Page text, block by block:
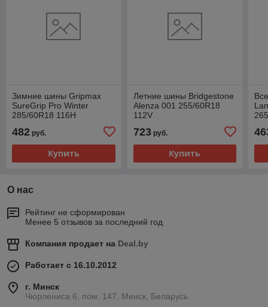
Зимние шины Gripmax
SureGrip Pro Winter
285/60R18 116H
482 руб.
Купить
Летние шины Bridgestone
Alenza 001 255/60R18
112V
723руб.
Купить
О нас
Рейтинг не сформирован
Менее 5 отзывов за последний год
Компания продает на Deal.by
Работает с 16.10.2012
г. Минск
Чюрлениса 6, пом. 147, Минск, Беларусь